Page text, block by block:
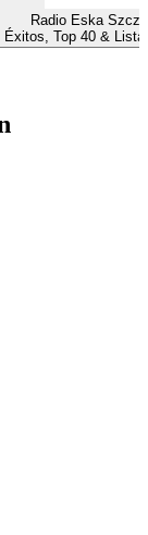
Radio Eska
Éxitos, Top 40 &